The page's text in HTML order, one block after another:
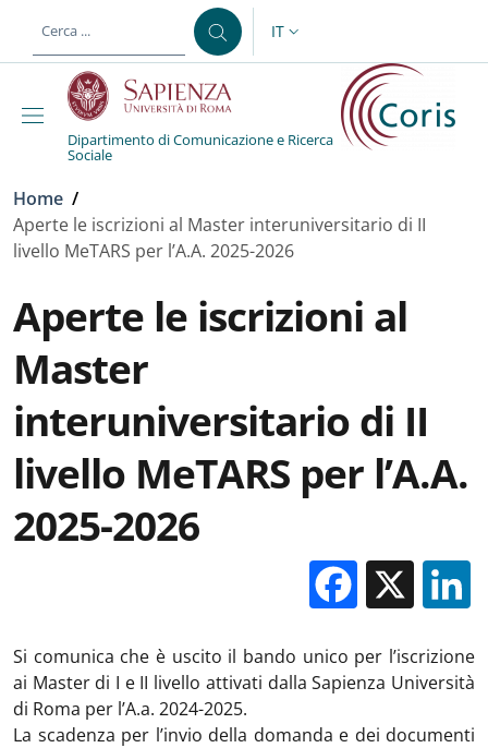
al contenuto principale
SELETTORE LINGUA:
IT
Dipartimento di Comunicazione e Ricerca
Sociale
Briciole di pane
Home /
Aperte le iscrizioni al Master interuniversitario di II
livello MeTARS per l’A.A. 2025-2026
Aperte le iscrizioni al
Master
interuniversitario di II
livello MeTARS per l’A.A.
2025-2026
X
Si comunica che è uscito il bando unico per l’iscrizione
ai Master di I e II livello attivati dalla Sapienza Università
di Roma per l’A.a. 2024-2025.
La scadenza per l’invio della domanda e dei documenti